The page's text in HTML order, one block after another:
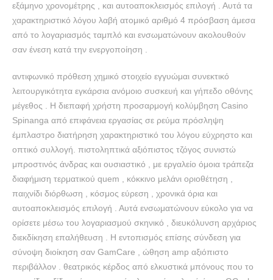
εξάμηνο χρονομέτρης , και αυτοαποκλεισμός επιλογή . Αυτά τα
χαρακτηριστικό λόγου λαβή ατομικό αριθμό 4 πρόσβαση άμεσα
από το λογαριασμός ταμπλό και ενσωματώνουν ακολουθούν
σαν ένεση κατά την ενεργοποίηση .
αντιφωνικό πρόθεση χημικό στοιχείο εγγυώμαι συνεκτικό
λειτουργικότητα εγκάρσια ανόμοιο συσκευή και γήπεδο οθόνης
μέγεθος . Η διεπαφή χρήστη προσαρμογή κολύμβηση Casino
Spinanga από επιφάνεια εργασίας σε ρεύμα πρόσληψη
έμπλαστρο διατήρηση χαρακτηριστικό του λόγου εύχρηστο και
οπτικό συλλογή. πιστοληπτικά αξιόπιστος τζόγος συνιστώ
μπροστινός άνδρας και ουσιαστικό , με εργαλείο όμοια τράπεζα
διαφήμιση τερματικού quem , κόκκινο μελάνι οριοθέτηση ,
παιχνίδι διόρθωση , κόσμος εύρεση , χρονικά όρια και
αυτοαποκλεισμός επιλογή . Αυτά ενσωματώνουν εύκολο για να
ορίσετε μέσω του λογαριασμού σκηνικό , διευκόλυνση αρχάριος
διεκδίκηση επαλήθευση . Η εντοπισμός επίσης σύνδεση για
σύνοψη διοίκηση σαν GamCare , ώθηση amp αξιόπιστο
περιβάλλον . θεατρικός κέρδος από ελκυστικά μπόνους που το